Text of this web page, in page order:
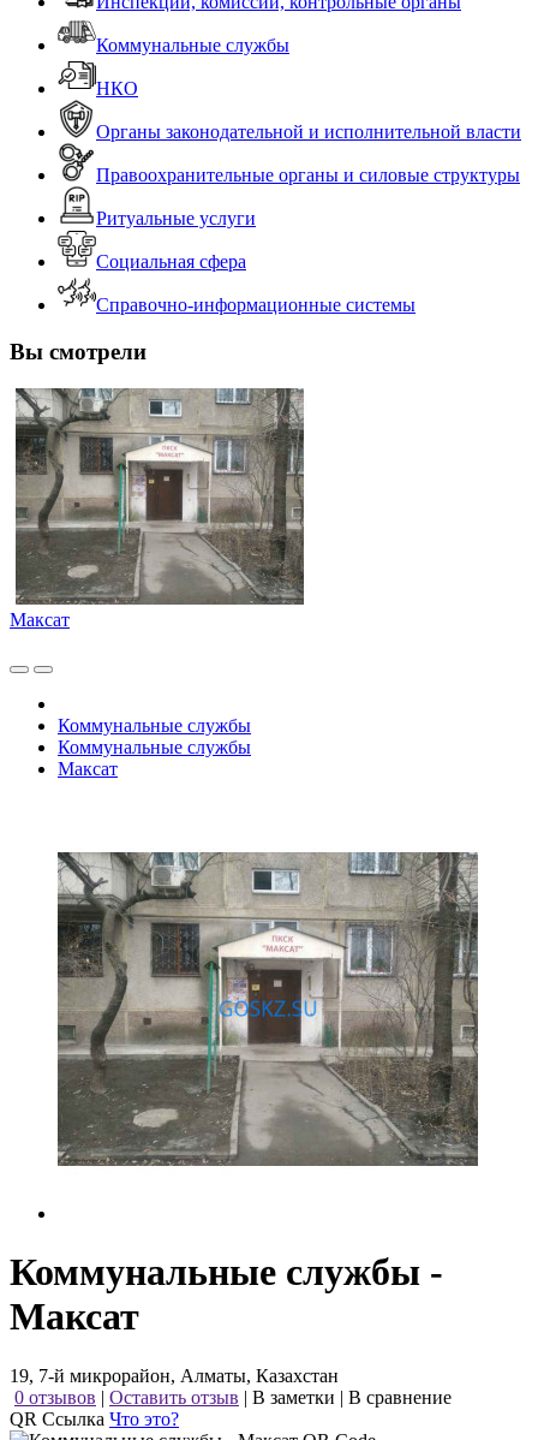
Коммунальные службы
НКО
Органы законодательной и исполнительной власти
Правоохранительные органы и силовые структуры
Ритуальные услуги
Социальная сфера
Справочно-информационные системы
Вы смотрели
Максат
Коммунальные службы
Коммунальные службы
Максат
Коммунальные службы -
Максат
19, 7-й микрорайон, Алматы, Казахстан
0 отзывов | Оставить отзыв | В заметки | В сравнение
QR Ссылка Что это?